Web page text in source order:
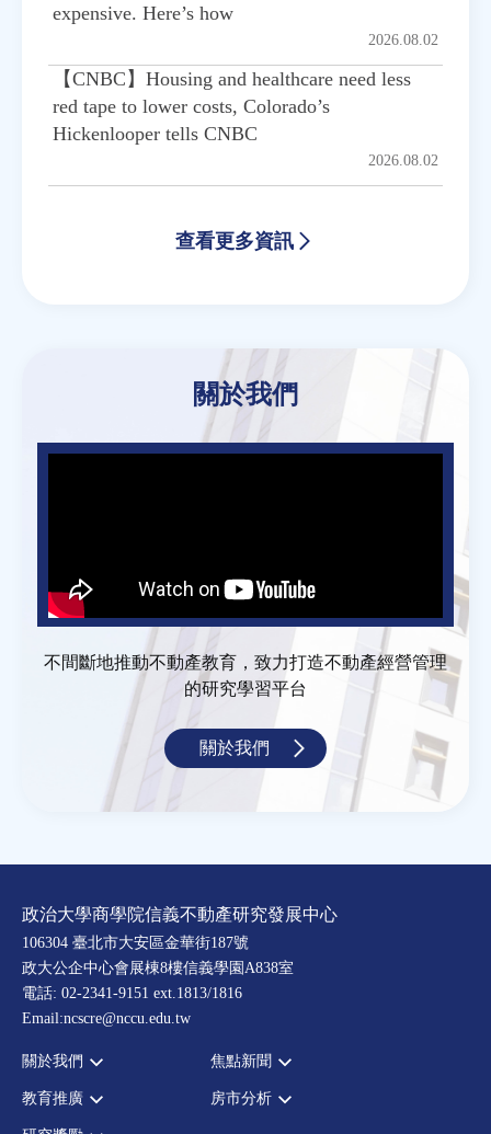
expensive. Here’s how
2026.08.02
【CNBC】Housing and healthcare need less
red tape to lower costs, Colorado’s
Hickenlooper tells CNBC
2026.08.02
查看更多資訊
關於我們
不間斷地推動不動產教育，致力打造不動產經營管理
的研究學習平台
關於我們
政治大學商學院信義不動產研究發展中心
106304 臺北市大安區金華街187號
政大公企中心會展棟8樓信義學園A838室
電話: 02-2341-9151 ext.1813/1816
Email:ncscre@nccu.edu.tw
關於我們
宗旨願景
設置辦法
焦點新聞
全部新聞
教育推廣 房市分析